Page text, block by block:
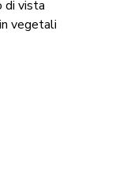
di vista
vegetali